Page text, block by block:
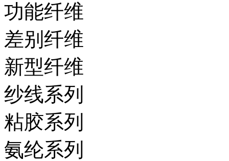
功能纤维
差别纤维
新型纤维
纱线系列
粘胶系列
氨纶系列